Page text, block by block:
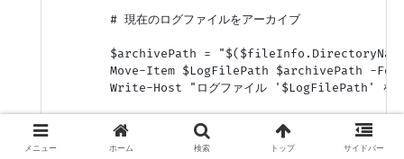
        # 現在のログファイルをアーカイブ
$archivePath =
Move-Item $LogFilePath $archivePath -
Write-Host "ログファイル '$LogFilePath' を
        # 新しい空のログファイルを作成
New-Item -Path $LogFilePath -ItemType
メニュー ホーム 検索 トップ サイドバー